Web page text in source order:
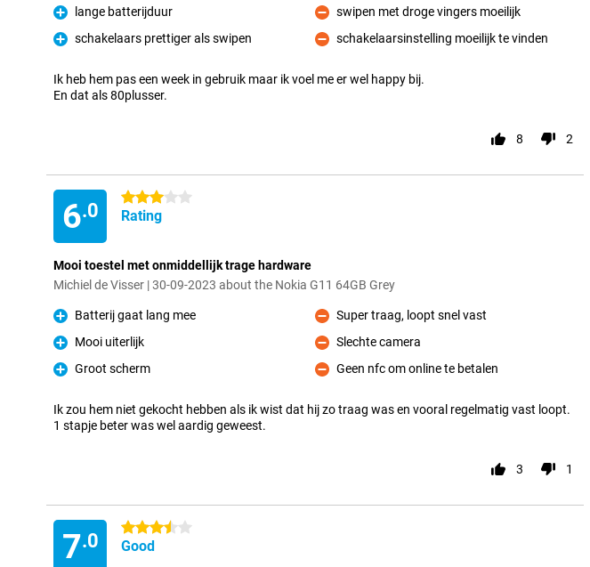
Pro
lange batterijduur
Pro
schakelaars prettiger als swipen
Con
swipen met droge vingers moeilijk
Con
schakelaarsinstelling moeilijk te vinden
Ik heb hem pas een week in gebruik maar ik voel me er wel happy bij.
En dat als 80plusser.
8 2
6.0
3 stars
Rating
Mooi toestel met onmiddellijk trage hardware
Michiel de Visser | 30-09-2023 about the Nokia G11 64GB Grey
Pro
Batterij gaat lang mee
Pro
Mooi uiterlijk
Pro
Groot scherm
Con
Super traag, loopt snel vast
Con
Slechte camera
Con
Geen nfc om online te betalen
Ik zou hem niet gekocht hebben als ik wist dat hij zo traag was en vooral regelmatig vast loopt.
1 stapje beter was wel aardig geweest.
3 1
7.0
3.5 stars
Good